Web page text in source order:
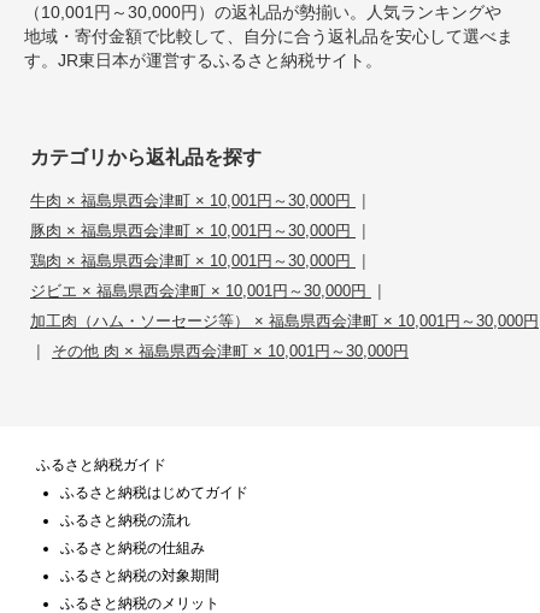
（10,001円～30,000円）の返礼品が勢揃い。人気ランキングや
地域・寄付金額で比較して、自分に合う返礼品を安心して選べま
す。JR東日本が運営するふるさと納税サイト。
カテゴリから返礼品を探す
牛肉 × 福島県西会津町 × 10,001円～30,000円 |
豚肉 × 福島県西会津町 × 10,001円～30,000円 |
鶏肉 × 福島県西会津町 × 10,001円～30,000円 |
ジビエ × 福島県西会津町 × 10,001円～30,000円 |
加工肉（ハム・ソーセージ等） × 福島県西会津町 × 10,001円～30,000円
| その他 肉 × 福島県西会津町 × 10,001円～30,000円
ふるさと納税ガイド
ふるさと納税はじめてガイド
ふるさと納税の流れ
ふるさと納税の仕組み
ふるさと納税の対象期間
ふるさと納税のメリット